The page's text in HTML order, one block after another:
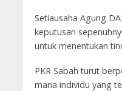
Setiausaha Agung
keputusan
untuk menentukan
PKR Sabah turut
mana individu yang